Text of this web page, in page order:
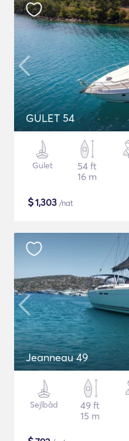
GULET 54
Gulet
54 ft
16 m
$1,303 /nat
Jeanneau 49
Sejlbåd
49 ft
15 m